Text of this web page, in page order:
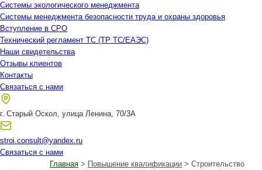
Системы экологического менеджмента
Системы менеджмента безопасности труда и охраны здоровья
Вступление в СРО
Технический регламент ТС (ТР ТС/ЕАЭС)
Наши свидетельства
Отзывы клиентов
Контакты
Связаться с нами
г. Старый Оскол, улица Ленина, 70/3А
stroi.consult@yandex.ru
Связаться с нами
Главная > Повышение квалификации > Строительство